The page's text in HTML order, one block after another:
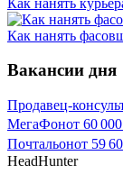
Как нанять
Вакансии дня
Продавец-
МегаФонот 60 000
Почтальонот 59
HeadHunter